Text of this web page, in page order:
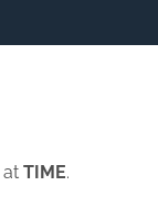
at TIME.